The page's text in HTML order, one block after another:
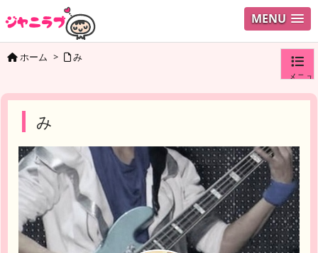
MENU
メニュ
ユーザ
検索
ホーム > み
み